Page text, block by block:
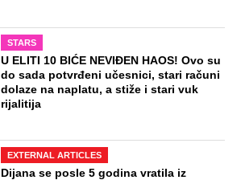
STARS
U ELITI 10 BIĆE NEVIĐEN HAOS! Ovo su
do sada potvrđeni učesnici, stari računi
dolaze na naplatu, a stiže i stari vuk
rijalitija
EXTERNAL ARTICLES
Dijana se posle 5 godina vratila iz